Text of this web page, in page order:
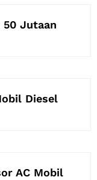
50 Jutaan
Diesel
AC Mobil